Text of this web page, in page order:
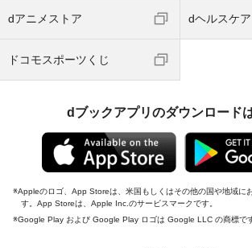
dアニメストア dヘルスケア
ドコモスポーツくじ
dブックアプリのダウンロード
Appleのロゴ、App Storeは、米国もしくはその他の国や地域に
す。App Storeは、Apple Inc.のサービスマークです。
Google Play および Google Play ロゴは Google LLC の商標です